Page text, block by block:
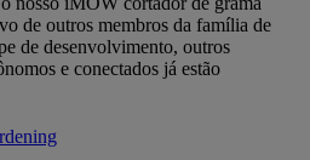
de outros membros da família de
de desenvolvimento, outros
e conectados já estão